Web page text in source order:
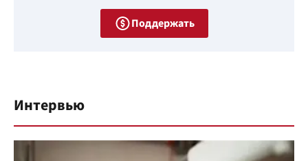
Поддержать
Интервью